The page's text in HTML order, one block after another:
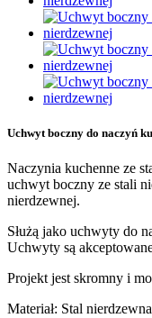
Uchwyt boczny do naczyń
Naczynia kuchenne ze
uchwyt boczny ze stali
nierdzewnej.
Służą jako uchwyty do
Uchwyty są
Projekt jest skromny i
Materiał: Stal